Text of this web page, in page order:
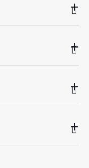



